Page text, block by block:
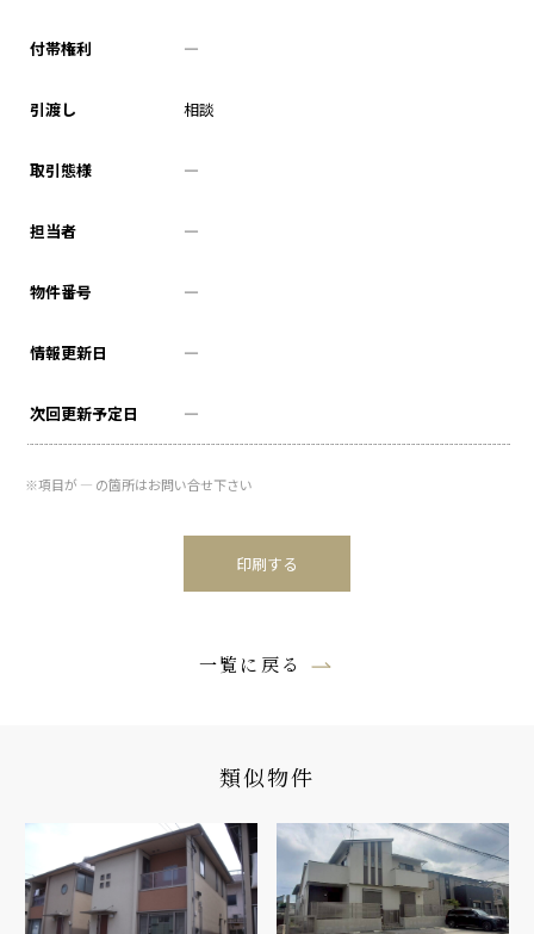
付帯権利 ―
引渡し 相談
取引態様 ―
担当者 ―
物件番号 ―
情報更新日 ―
次回更新予定日 ―
※項目が ― の箇所はお問い合せ下さい
印刷する
一覧に戻る
類似物件